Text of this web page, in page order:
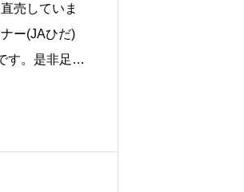
売していま
ー(JAひだ)
す。是非足を